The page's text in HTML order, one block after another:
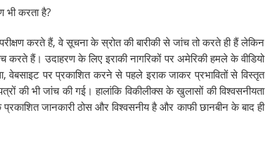
भी करता है?
करते हैं, वे सूचना के स्रोत की बारीकी से जांच तो करते ही हैं लेकिन
हैं। उदाहरण के लिए इराकी नागरिकों पर अमेरिकी हमले के वीडियो
वेबसाइट पर प्रकाशित करने से पहले इराक जाकर प्रभावितों से विस्तृत
की भी जांच की गई। हालांकि विकीलीक्स के खुलासों की विश्वसनीयता
जानकारी ठोस और विश्वसनीय है और काफी छानबीन के बाद ही